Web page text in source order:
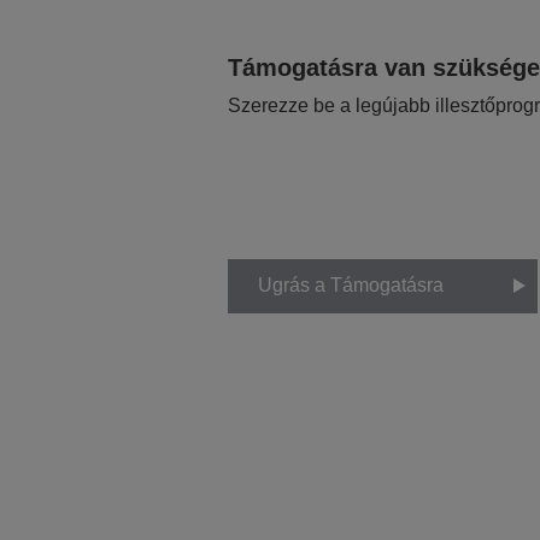
Támogatásra van
Szerezze be a legújabb
Ugrás a Támogatásra